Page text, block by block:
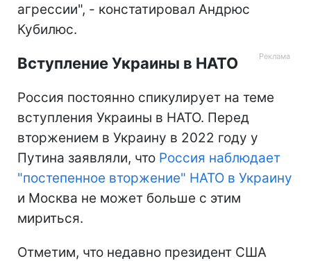
агрессии", - констатировал Андрюс
Кубилюс.
Вступление Украины в НАТО
Россия постоянно спикулирует на теме
вступления Украины в НАТО. Перед
вторжением в Украину в 2022 году у
Путина заявляли, что Россия наблюдает
"постепенное вторжение" НАТО в Украину
и Москва не может больше с этим
мириться.
Отметим, что недавно президент США